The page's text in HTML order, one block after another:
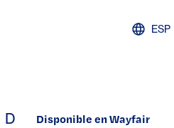
ESP
D Disponible en Wayfair